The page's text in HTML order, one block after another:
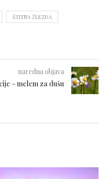
ŠTITNA ŽLEZDA
naredna objava
– melem za dušu